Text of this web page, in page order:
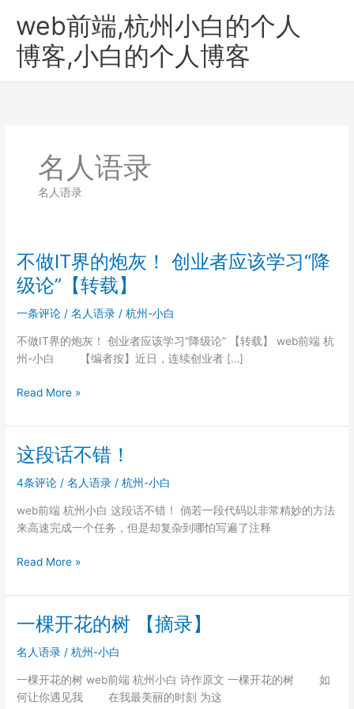
web前端,杭州小白的个人
博客,小白的个人博客
名人语录
名人语录
不做IT界的炮灰！ 创业者应该学习“降
级论”【转载】
一条评论 /名人语录 /杭州-小白
不做IT界的炮灰！ 创业者应该学习“降级论” 【转载】 web前端 杭
州-小白 【编者按】近日，连续创业者 […]
不
IT
界
的
炮
创
业
应
级
【转
载】
Read More »
这段话不错！
4条评论 /名人语录 /杭州-小白
web前端 杭州小白 这段话不错！ 倘若一段代码以非常精妙的方法
来高速完成一个任务，但是却复杂到哪怕写遍了注释
这
话
错！
Read More »
一棵开花的树 【摘录】
名人语录 /杭州-小白
一棵开花的树 web前端 杭州小白 诗作原文 一棵开花的树 如
何让你遇见我 在我最美丽的时刻 为这